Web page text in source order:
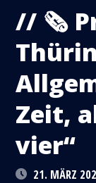
// 🗞
Zeit,
vier“
21. MÄRZ